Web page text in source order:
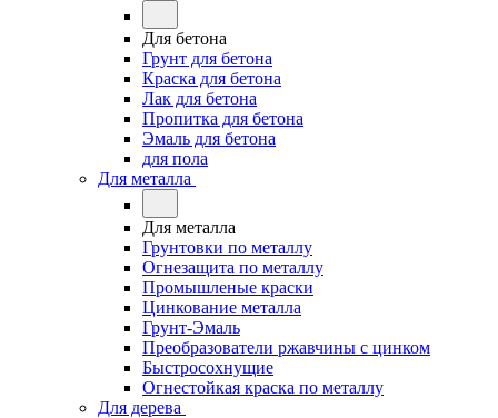
Для бетона
Грунт для бетона
Краска для бетона
Лак для бетона
Пропитка для бетона
Эмаль для бетона
для пола
Для металла
Для металла
Грунтовки по металлу
Огнезащита по металлу
Промышленые краски
Цинкование металла
Грунт-Эмаль
Преобразователи ржавчины с цинком
Быстросохнущие
Огнестойкая краска по металлу
Для дерева